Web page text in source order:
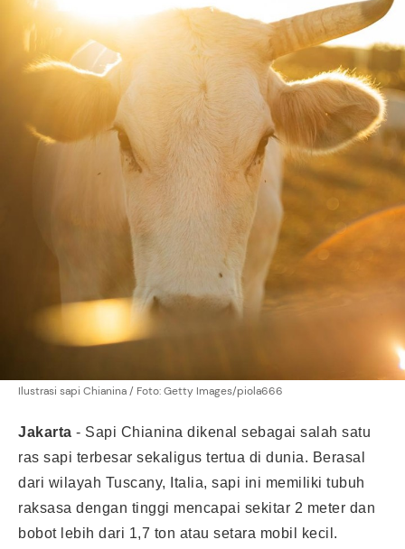
Ilustrasi sapi Chianina / Foto: Getty Images/piola666
Jakarta - Sapi Chianina dikenal sebagai salah satu
ras sapi terbesar sekaligus tertua di dunia. Berasal
dari wilayah Tuscany, Italia, sapi ini memiliki tubuh
raksasa dengan tinggi mencapai sekitar 2 meter dan
bobot lebih dari 1,7 ton atau setara mobil kecil.